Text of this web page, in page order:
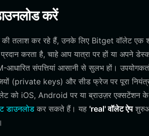
करें
की तलाश कर रहे हैं, उनके लिए Bitget वॉलेट एक
करता है, चाहे आप यात्रा पर हों या अपने
संपत्तियां आसानी से सुलभ हों।
(private keys) और सीड फ्रेज पर पूरा
को iOS, Android पर या ब्राउज़र
डाउनलोड कर सकते हैं। यह 'real' वॉलेट ऐप